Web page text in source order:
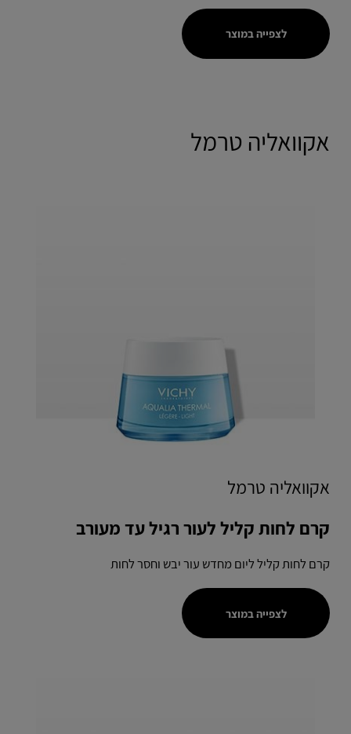
לצפייה במוצר
אקוואליה טרמל
אקוואליה טרמל
קרם לחות קליל לעור רגיל עד מעורב
קרם לחות קליל ליום מחדש עור יבש וחסר לחות
לצפייה במוצר